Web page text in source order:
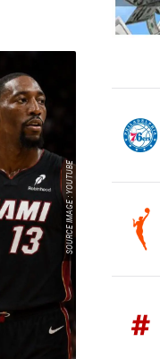
SOURCE IMAGE : YOUTUBE